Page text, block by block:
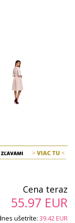
Cena teraz
55.97 EUR
ušetríte: 39.42EUR